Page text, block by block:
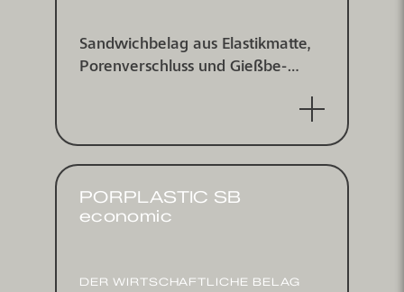
Sand­wichbelag aus Elastik­matte,
Poren­verschluss und Gieß­be­
eingestreutem EPDM-Granulat,
PORPLASTIC SB
economic
DER WIRTSCHAFTLICHE BELAG